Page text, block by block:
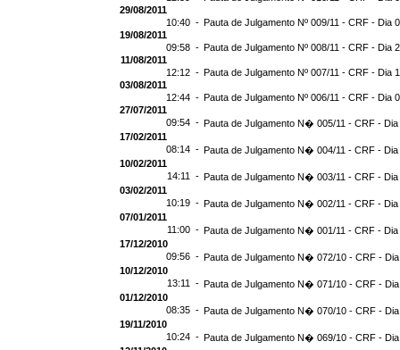
29/08/2011
10:40 - Pauta de Julgamento Nº 009/11 - CRF - Dia
19/08/2011
09:58 - Pauta de Julgamento Nº 008/11 - CRF - Dia
11/08/2011
12:12 - Pauta de Julgamento Nº 007/11 - CRF - Dia
03/08/2011
12:44 - Pauta de Julgamento Nº 006/11 - CRF - Dia
27/07/2011
09:54 - Pauta de Julgamento N� 005/11 - CRF - Dia
17/02/2011
08:14 - Pauta de Julgamento N� 004/11 - CRF - Dia
10/02/2011
14:11 - Pauta de Julgamento N� 003/11 - CRF - Dia
03/02/2011
10:19 - Pauta de Julgamento N� 002/11 - CRF - Dia
07/01/2011
11:00 - Pauta de Julgamento N� 001/11 - CRF - Dia
17/12/2010
09:56 - Pauta de Julgamento N� 072/10 - CRF -
10/12/2010
13:11 - Pauta de Julgamento N� 071/10 - CRF -
01/12/2010
08:35 - Pauta de Julgamento N� 070/10 - CRF -
19/11/2010
10:24 - Pauta de Julgamento N� 069/10 - CRF - Dia